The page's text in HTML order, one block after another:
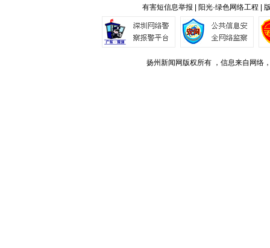
有害短信息举报 | 阳光·绿色网络工程 |
扬州新闻网版权所有 ，信息来自网络